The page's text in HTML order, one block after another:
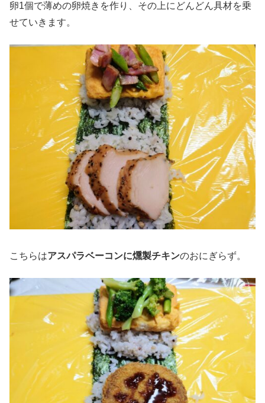
卵1個で薄めの卵焼きを作り、その上にどんどん具材を乗
せていきます。
こちらはアスパラベーコンに燻製チキンのおにぎらず。